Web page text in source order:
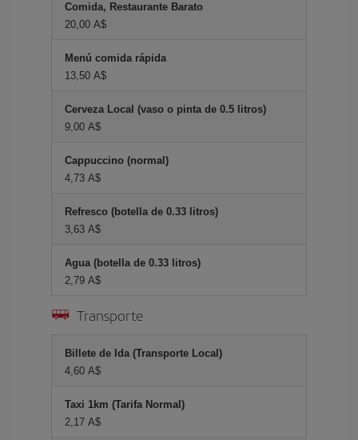
Comida, Restaurante Barato
20,00 A$
Menú comida rápida
13,50 A$
Cerveza Local (vaso o pinta de 0.5 litros)
9,00 A$
Cappuccino (normal)
4,73 A$
Refresco (botella de 0.33 litros)
3,63 A$
Agua (botella de 0.33 litros)
2,79 A$
Transporte
Billete de Ida (Transporte Local)
4,60 A$
Taxi 1km (Tarifa Normal)
2,17 A$